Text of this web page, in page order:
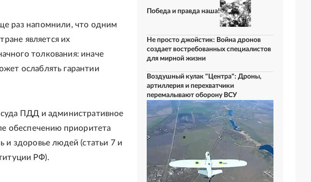
раз напомнили, что одним
является их
толкования: иначе
ослаблять гарантии
ПДД и административное
обеспечению приоритета
и здоровье людей (статьи 7 и
РФ).
Победа и правда наша!
Не просто джойстик: Война дронов
создает востребованных специалистов
для мирной жизни
Воздушный кулак "Центра": Дроны,
артиллерия и перехватчики
перемалывают оборону ВСУ